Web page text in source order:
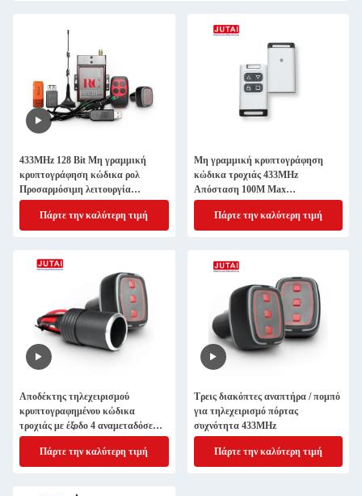
433MHz 128 Bit Μη γραμμική
κρυπτογράφηση κώδικα ρολ
Προσαρμόσιμη λειτουργία
Απομακρυσμένο έλεγχο δέκτη
Πάρτε την καλύτερη τιμή
Μη γραμμική κρυπτογράφηση
κώδικα τροχιάς 433MHz
Απόσταση 100M Max
τηλεχειρισμός
Πάρτε την καλύτερη τιμή
Αποδέκτης τηλεχειρισμού
κρυπτογραφημένου κώδικα
τροχιάς με έξοδο 4 αναμεταδόσεων
και απόσταση 100 μέτρων για
έλεγχο πρόσβασης πύλης
Πάρτε την καλύτερη τιμή
Τρεις διακόπτες αναπτήρα / πομπό
για τηλεχειρισμό πόρτας
συχνότητα 433MHz
Πάρτε την καλύτερη τιμή